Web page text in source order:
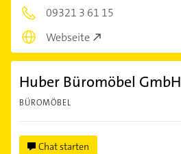
09321 3 61 15
Webseite
Huber Büromöbel GmbH
BÜROMÖBEL
Chat starten